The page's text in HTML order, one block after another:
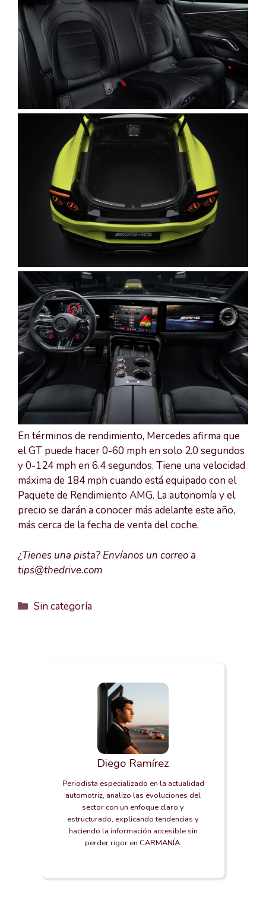
En términos de rendimiento, Mercedes afirma que
el GT puede hacer 0-60 mph en solo 2.0 segundos
y 0-124 mph en 6.4 segundos. Tiene una velocidad
máxima de 184 mph cuando está equipado con el
Paquete de Rendimiento AMG. La autonomía y el
precio se darán a conocer más adelante este año,
más cerca de la fecha de venta del coche.
¿Tienes una pista? Envíanos un correo a
tips@thedrive.com
Categorías
Sin categoría
Diego Ramírez
Periodista especializado en la actualidad
automotriz, analizo las evoluciones del
sector con un enfoque claro y
estructurado, explicando tendencias y
haciendo la información accesible sin
perder rigor en CARMANÍA.